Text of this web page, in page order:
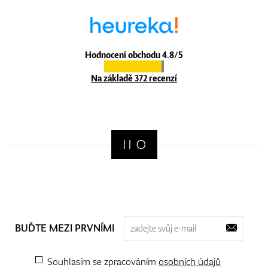
Hodnocení obchodu 4.8/5
Na základě 372 recenzí
BUĎTE MEZI PRVNÍMI
Souhlasím se zpracováním osobních údajů